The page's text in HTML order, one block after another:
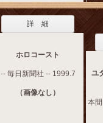
詳 細
ホロコースト
-- 毎日新聞社 -- 1999.7
（画像なし）
ユ
本